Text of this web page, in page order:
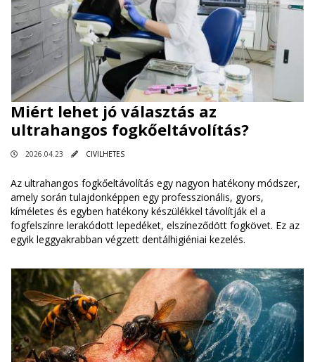
Miért lehet jó választás az
ultrahangos fogkőeltávolítás?
2026.04.23 CIVILHETES
Az ultrahangos fogkőeltávolítás egy nagyon hatékony módszer,
amely során tulajdonképpen egy professzionális, gyors,
kíméletes és egyben hatékony készülékkel távolítják el a
fogfelszínre lerakódott lepedéket, elszíneződött fogkövet. Ez az
egyik leggyakrabban végzett dentálhigiéniai kezelés.